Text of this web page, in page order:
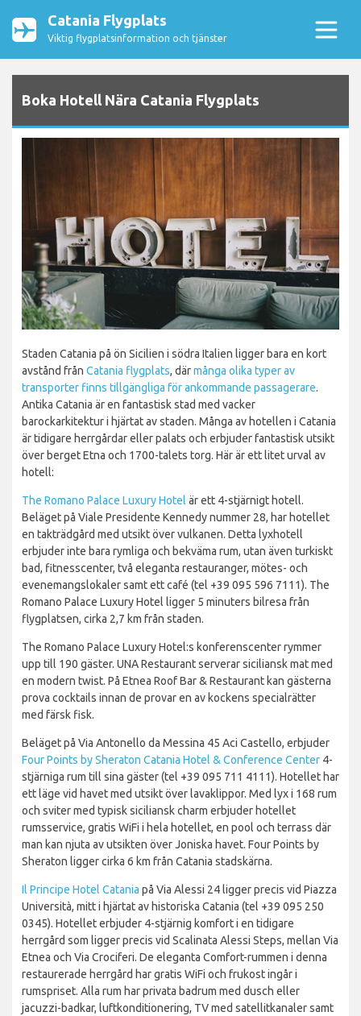
Catania Flygplats
Viktig flygplatsinformation och tjänster
Boka Hotell Nära Catania Flygplats
Staden Catania på ön Sicilien i södra Italien ligger bara en kort
avstånd från Catania flygplats, därmånga olika typer av
transporter finns tillgängliga för ankommande passagerare.
Antika Catania är en fantastisk stad med vacker
barockarkitektur i hjärtat av staden. Många av hotellen i Catania
är tidigare herrgårdar eller palats och erbjuder fantastisk utsikt
över berget Etna och 1700-talets torg. Här är ett litet urval av
hotell:
The Romano Palace Luxury Hotel är ett 4-stjärnigt hotell.
Beläget på Viale Presidente Kennedy nummer 28, har hotellet
en takträdgård med utsikt över vulkanen. Detta lyxhotell
erbjuder inte bara rymliga och bekväma rum, utan även turkiskt
bad, fitnesscenter, två eleganta restauranger, mötes- och
evenemangslokaler samt ett café (tel +39 095 596 7111). The
Romano Palace Luxury Hotel ligger 5 minuters bilresa från
flygplatsen, cirka 2,7 km från staden.
The Romano Palace Luxury Hotel:s konferenscenter rymmer
upp till 190 gäster. UNA Restaurant serverar siciliansk mat med
en modern twist. På Etnea Roof Bar & Restaurant kan gästerna
prova cocktails innan de provar en av kockens specialrätter
med färsk fisk.
Beläget på Via Antonello da Messina 45 Aci Castello, erbjuder
Four Points by Sheraton Catania Hotel & Conference Center 4-
stjärniga rum till sina gäster (tel +39 095 711 4111). Hotellet har
ett läge vid havet med utsikt över lavaklippor. Med lyx i 168 rum
och sviter med typisk siciliansk charm erbjuder hotellet
rumsservice, gratis WiFi i hela hotellet, en pool och terrass där
man kan njuta av utsikten över Joniska havet. Four Points by
Sheraton ligger cirka 6 km från Catania stadskärna.
Il Principe Hotel Catania på Via Alessi 24 ligger precis vid Piazza
Università, mitt i hjärtat av historiska Catania (tel +39 095 250
0345). Hotellet erbjuder 4-stjärnig komfort i en tidigare
herrgård som ligger precis vid Scalinata Alessi Steps, mellan Via
Etnea och Via Crociferi. De eleganta Comfort-rummen i denna
restaurerade herrgård har gratis WiFi och frukost ingår i
rumspriset. Alla rum har privata badrum med dusch eller
jacuzzi-badkar, luftkonditionering, TV med satellitkanaler samt